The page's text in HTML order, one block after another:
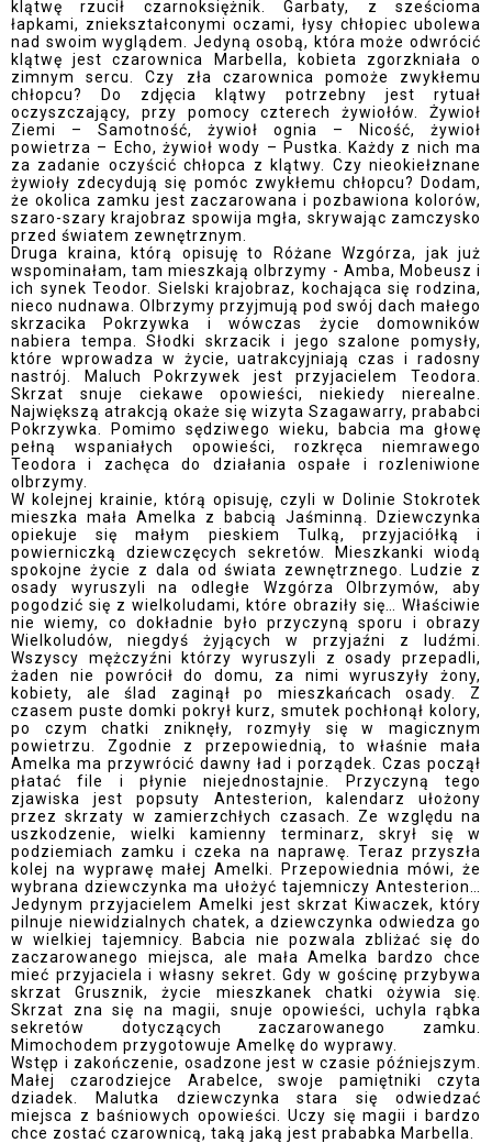
klątwę rzucił czarnoksiężnik. Garbaty, z sześcioma
łapkami, zniekształconymi oczami, łysy chłopiec ubolewa
nad swoim wyglądem. Jedyną osobą, która może odwrócić
klątwę jest czarownica Marbella, kobieta zgorzkniała o
zimnym sercu. Czy zła czarownica pomoże zwykłemu
chłopcu? Do zdjęcia klątwy potrzebny jest rytuał
oczyszczający, przy pomocy czterech żywiołów. Żywioł
Ziemi – Samotność, żywioł ognia – Nicość, żywioł
powietrza – Echo, żywioł wody – Pustka. Każdy z nich ma
za zadanie oczyścić chłopca z klątwy. Czy nieokiełznane
żywioły zdecydują się pomóc zwykłemu chłopcu? Dodam,
że okolica zamku jest zaczarowana i pozbawiona kolorów,
szaro-szary krajobraz spowija mgła, skrywając zamczysko
przed światem zewnętrznym.
Druga kraina, którą opisuję to Różane Wzgórza, jak już
wspominałam, tam mieszkają olbrzymy - Amba, Mobeusz i
ich synek Teodor. Sielski krajobraz, kochająca się rodzina,
nieco nudnawa. Olbrzymy przyjmują pod swój dach małego
skrzacika Pokrzywka i wówczas życie domowników
nabiera tempa. Słodki skrzacik i jego szalone pomysły,
które wprowadza w życie, uatrakcyjniają czas i radosny
nastrój. Maluch Pokrzywek jest przyjacielem Teodora.
Skrzat snuje ciekawe opowieści, niekiedy nierealne.
Największą atrakcją okaże się wizyta Szagawarry, prababci
Pokrzywka. Pomimo sędziwego wieku, babcia ma głowę
pełną wspaniałych opowieści, rozkręca niemrawego
Teodora i zachęca do działania ospałe i rozleniwione
olbrzymy.
W kolejnej krainie, którą opisuję, czyli w Dolinie Stokrotek
mieszka mała Amelka z babcią Jaśminną. Dziewczynka
opiekuje się małym pieskiem Tulką, przyjaciółką i
powierniczką dziewczęcych sekretów. Mieszkanki wiodą
spokojne życie z dala od świata zewnętrznego. Ludzie z
osady wyruszyli na odległe Wzgórza Olbrzymów, aby
pogodzić się z wielkoludami, które obraziły się… Właściwie
nie wiemy, co dokładnie było przyczyną sporu i obrazy
Wielkoludów, niegdyś żyjących w przyjaźni z ludźmi.
Wszyscy mężczyźni którzy wyruszyli z osady przepadli,
żaden nie powrócił do domu, za nimi wyruszyły żony,
kobiety, ale ślad zaginął po mieszkańcach osady. Z
czasem puste domki pokrył kurz, smutek pochłonął kolory,
po czym chatki zniknęły, rozmyły się w magicznym
powietrzu. Zgodnie z przepowiednią, to właśnie mała
Amelka ma przywrócić dawny ład i porządek. Czas począł
płatać file i płynie niejednostajnie. Przyczyną tego
zjawiska jest popsuty Antesterion, kalendarz ułożony
przez skrzaty w zamierzchłych czasach. Ze względu na
uszkodzenie, wielki kamienny terminarz, skrył się w
podziemiach zamku i czeka na naprawę. Teraz przyszła
kolej na wyprawę małej Amelki. Przepowiednia mówi, że
wybrana dziewczynka ma ułożyć tajemniczy Antesterion…
Jedynym przyjacielem Amelki jest skrzat Kiwaczek, który
pilnuje niewidzialnych chatek, a dziewczynka odwiedza go
w wielkiej tajemnicy. Babcia nie pozwala zbliżać się do
zaczarowanego miejsca, ale mała Amelka bardzo chce
mieć przyjaciela i własny sekret. Gdy w gościnę przybywa
skrzat Grusznik, życie mieszkanek chatki ożywia się.
Skrzat zna się na magii, snuje opowieści, uchyla rąbka
sekretów dotyczących zaczarowanego zamku.
Mimochodem przygotowuje Amelkę do wyprawy.
Wstęp i zakończenie, osadzone jest w czasie późniejszym.
Małej czarodziejce Arabelce, swoje pamiętniki czyta
dziadek. Malutka dziewczynka stara się odwiedzać
miejsca z baśniowych opowieści. Uczy się magii i bardzo
chce zostać czarownicą, taką jaką jest prababka Marbella.